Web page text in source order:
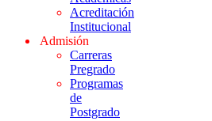
Acreditación
Institucional
Admisión
Carreras
Pregrado
Programas
de
Postgrado